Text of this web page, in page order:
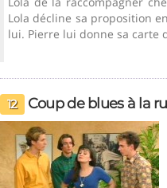
Lola décline sa proposition
lui. Pierre lui donne sa carte
12 Coup de blues à la